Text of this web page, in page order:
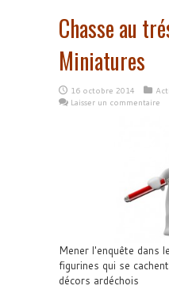
Chasse au
Miniatures
16 octobre 2014
Laisser un commentaire
Mener l'enquête dans
figurines qui se
décors ardéchois